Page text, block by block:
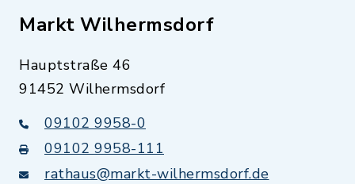
Markt Wilhermsdorf
Hauptstraße 46
91452 Wilhermsdorf
09102 9958-0
09102 9958-111
rathaus@markt-wilhermsdorf.de